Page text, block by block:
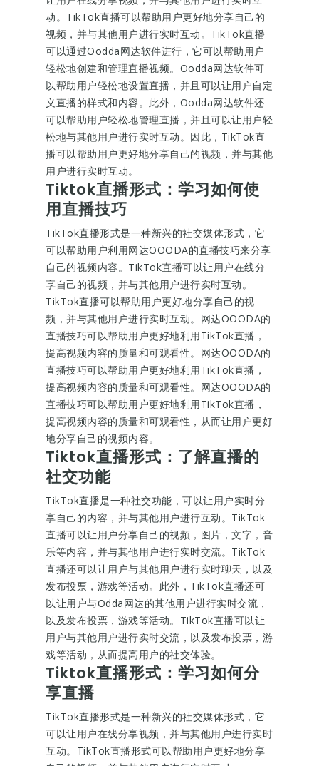
动。TikTok直播可以帮助用户更好地分享自己的
视频，并与其他用户进行实时互动。TikTok直播
可以通过Oodda网达软件进行，它可以帮助用户
轻松地创建和管理直播视频。Oodda网达软件可
以帮助用户轻松地设置直播，并且可以让用户自定
义直播的样式和内容。此外，Oodda网达软件还
可以帮助用户轻松地管理直播，并且可以让用户轻
松地与其他用户进行实时互动。因此，TikTok直
播可以帮助用户更好地分享自己的视频，并与其他
用户进行实时互动。
Tiktok直播形式：学习如何使
用直播技巧
TikTok直播形式是一种新兴的社交媒体形式，它
可以帮助用户利用网达OOODA的直播技巧来分享
自己的视频内容。TikTok直播可以让用户在线分
享自己的视频，并与其他用户进行实时互动。
TikTok直播可以帮助用户更好地分享自己的视
频，并与其他用户进行实时互动。网达OOODA的
直播技巧可以帮助用户更好地利用TikTok直播，
提高视频内容的质量和可观看性。网达OOODA的
直播技巧可以帮助用户更好地利用TikTok直播，
提高视频内容的质量和可观看性。网达OOODA的
直播技巧可以帮助用户更好地利用TikTok直播，
提高视频内容的质量和可观看性，从而让用户更好
地分享自己的视频内容。
Tiktok直播形式：了解直播的
社交功能
TikTok直播是一种社交功能，可以让用户实时分
享自己的内容，并与其他用户进行互动。TikTok
直播可以让用户分享自己的视频，图片，文字，音
乐等内容，并与其他用户进行实时交流。TikTok
直播还可以让用户与其他用户进行实时聊天，以及
发布投票，游戏等活动。此外，TikTok直播还可
以让用户与Odda网达的其他用户进行实时交流，
以及发布投票，游戏等活动。TikTok直播可以让
用户与其他用户进行实时交流，以及发布投票，游
戏等活动，从而提高用户的社交体验。
Tiktok直播形式：学习如何分
享直播
TikTok直播形式是一种新兴的社交媒体形式，它
可以让用户在线分享视频，并与其他用户进行实时
互动。TikTok直播形式可以帮助用户更好地分享